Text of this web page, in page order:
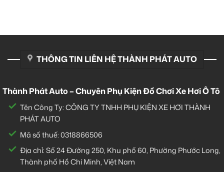
THÔNG TIN LIÊN HỆ THÀNH PHÁT AUTO
Thành Phát Auto – Chuyên Phụ Kiện Đồ Chơi Xe Hơi Ô Tô
Tên Công Ty: CÔNG TY TNHH PHỤ KIỆN XE HƠI THÀNH
PHÁT AUTO
Mã số thuế: 0318866506
Địa chỉ: Số 24 Đường 250, Khu phố 60, Phường Phước Long,
Thành phố Hồ Chí Minh, Việt Nam